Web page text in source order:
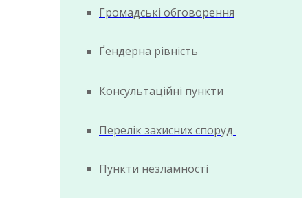
Громадські обговорення
Ґендерна рівність
Консультаційні пункти
Перелік захисних споруд
Пункти незламності